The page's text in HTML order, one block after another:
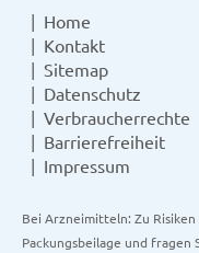
Home
Kontakt
Sitemap
Datenschutz
Verbraucherrechte
Barrierefreiheit
Impressum
Bei Arzneimitteln: Zu
Packungsbeilage und